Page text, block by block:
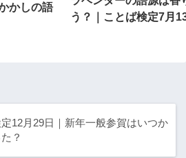
かしの語
う？｜ことば検定7月
12月29日｜新年一般参賀はいつか
？